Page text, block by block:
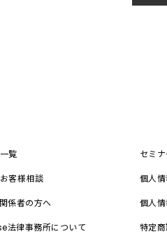
覧
客様相談
係者の方へ
法律事務所について
セミ
個人
個人
特定